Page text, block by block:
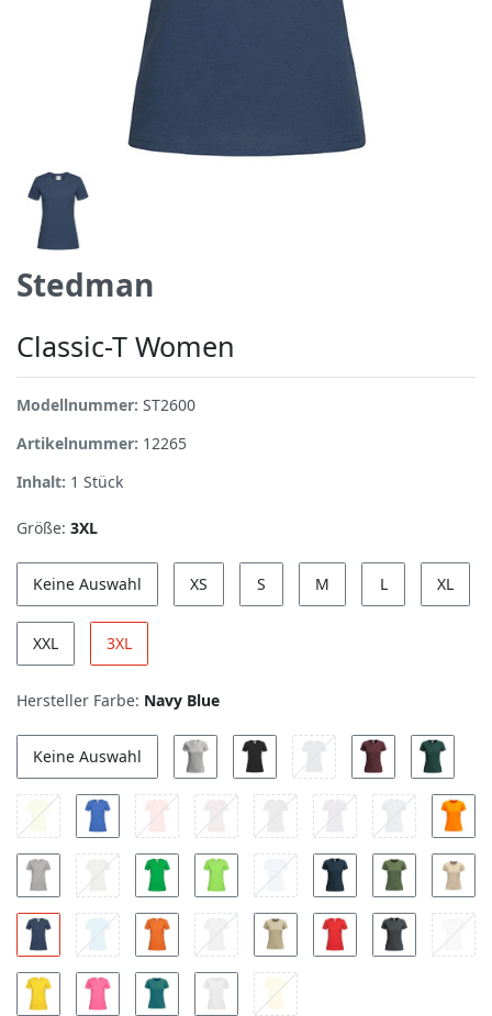
Stedman
Classic-T Women
Modellnummer: ST2600
Artikelnummer: 12265
Inhalt: 1 Stück
Größe: 3XL
Keine Auswahl XS S M L XL
XXL 3XL
Hersteller Farbe: Navy Blue
Keine Auswahl